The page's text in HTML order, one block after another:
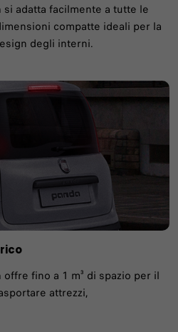
si adatta facilmente a tutte le
compatte ideali per la
degli interni.
offre fino a 1 m³ di spazio per il
attrezzi,